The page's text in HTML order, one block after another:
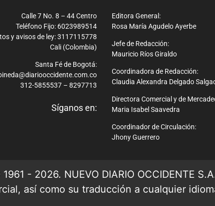
Calle 7 No. 8 – 44 Centro
Teléfono Fijo: 6023989514
y avisos de ley: 3117115778
Cali (Colombia)
Santa Fé de Bogotá:
312-5855537 – 8297713
Síganos en:
Editora General:
Rosa María Agudelo Ayerbe
Jefe de Redacción:
Mauricio Ríos Giraldo
Coordinadora de Redacción:
Claudia Alexandra Delgado
Directora Comercial y de
Maria Isabel Saavedra
Coordinador de Circulación:
Jhony Guerrero
- 2026. NUEVO DIARIO OCCIDENTE
así como su traducción a cualquier